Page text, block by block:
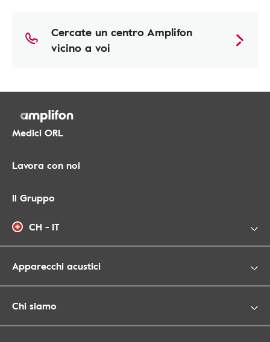
Cercate un centro Amplifon
vicino a voi
Medici ORL
Lavora con noi
Il Gruppo
CH - IT
Apparecchi acustici
Chi siamo